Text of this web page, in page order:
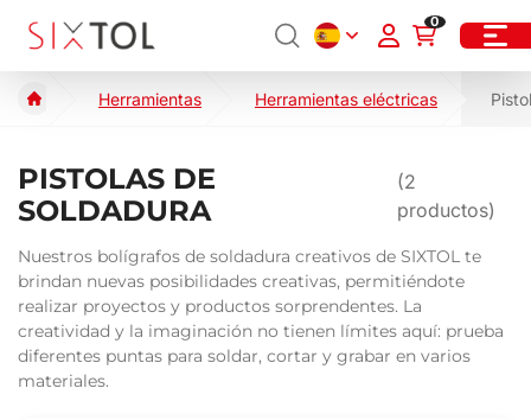
0
Herramientas Herramientas eléctricas
PISTOLAS DE
SOLDADURA
(2
productos)
Nuestros bolígrafos de soldadura creativos de SIXTOL te
brindan nuevas posibilidades creativas, permitiéndote
realizar proyectos y productos sorprendentes. La
creatividad y la imaginación no tienen límites aquí: prueba
diferentes puntas para soldar, cortar y grabar en varios
materiales.